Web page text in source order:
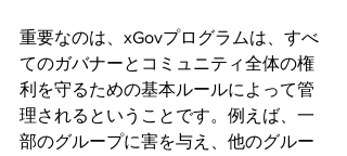
重要なのは、xGovプログラムは、すべ
てのガバナーとコミュニティ全体の権
利を守るための基本ルールによって管
理されるということです。例えば、一
部のグループに害を与え、他のグルー